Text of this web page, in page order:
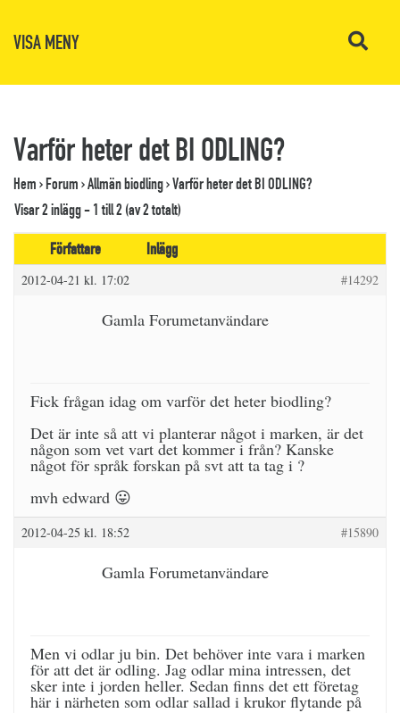
VISA MENY
Varför heter det BI ODLING?
Hem›Forum›Allmän biodling›Varför heter det BI ODLING?
Visar 2 inlägg - 1 till 2 (av 2 totalt)
Författare
Inlägg
2012-04-21 kl. 17:02 #14292
Gamla Forumetanvändare
Fick frågan idag om varför det heter biodling?
Det är inte så att vi planterar något i marken, är det
någon som vet vart det kommer i från? Kanske
något för språk forskan på svt att ta tag i ?
mvh edward 😛
2012-04-25 kl. 18:52 #15890
Gamla Forumetanvändare
Men vi odlar ju bin. Det behöver inte vara i marken
för att det är odling. Jag odlar mina intressen, det
sker inte i jorden heller. Sedan finns det ett företag
här i närheten som odlar sallad i krukor flytande på